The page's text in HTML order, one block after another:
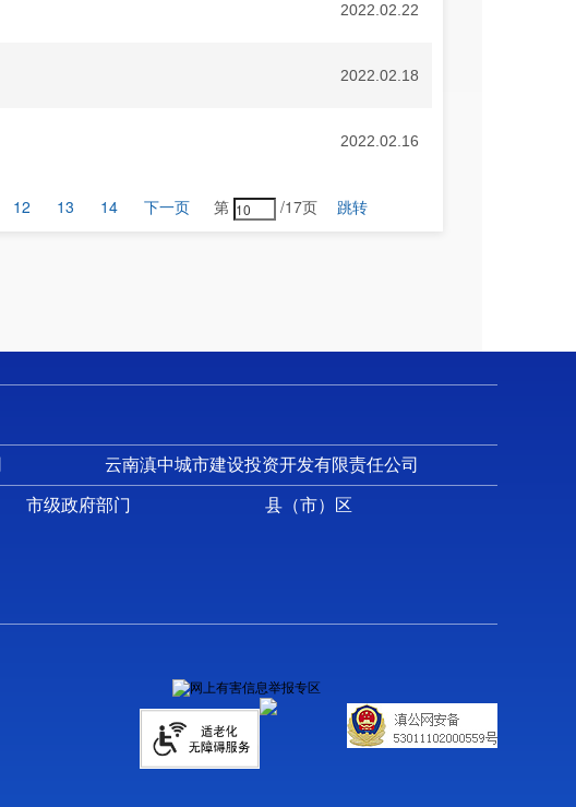
2022.02.22
2022.02.18
2022.02.16
12 13 14 下一页 第 /17页 跳转
云南滇中城市建设投资开发有限责任公司
市级政府部门 县（市）区